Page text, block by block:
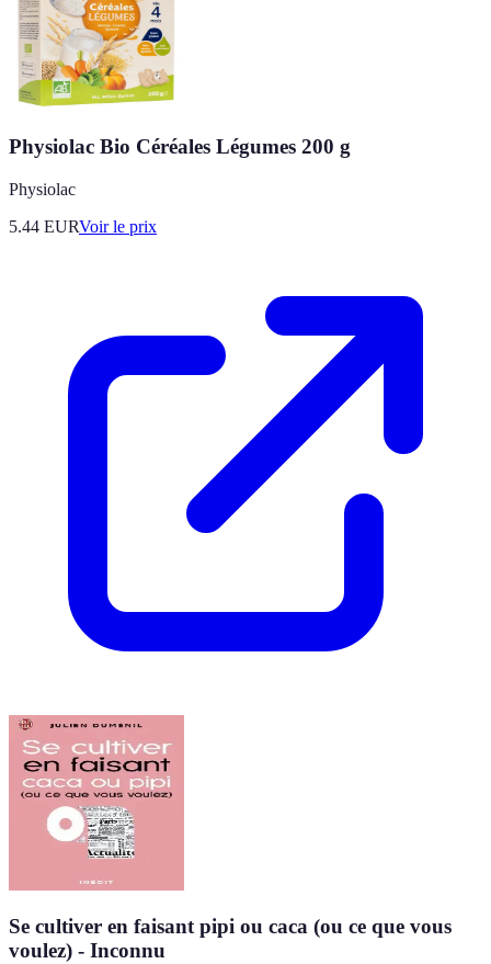
Physiolac Bio Céréales Légumes 200 g
Physiolac
5.44 EURVoir le prix
Se cultiver en faisant pipi ou caca (ou ce que vous
voulez) - Inconnu